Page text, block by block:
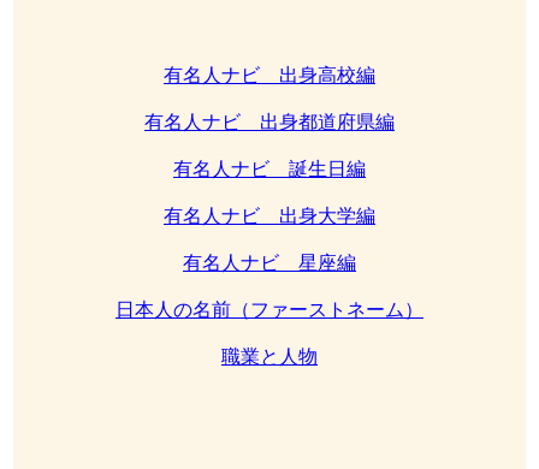
有名人ナビ 出身高校編
有名人ナビ 出身都道府県編
有名人ナビ 誕生日編
有名人ナビ 出身大学編
有名人ナビ 星座編
日本人の名前（ファーストネーム）
職業と人物